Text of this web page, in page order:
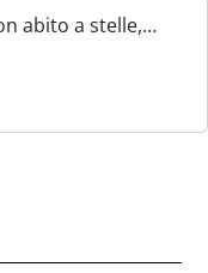
abito a stelle,
15 accessori alla
Giocattolo per...